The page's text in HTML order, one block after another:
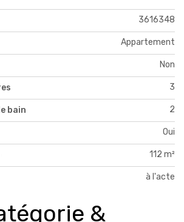
3616348
Appartement
Non
3
bain 2
Oui
112 m²
à l'acte
&